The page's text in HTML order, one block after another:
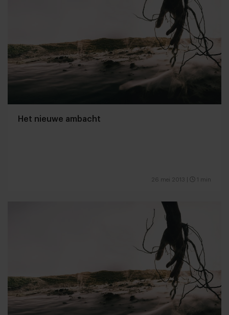
Het nieuwe ambacht
26 mei 2013 1 min